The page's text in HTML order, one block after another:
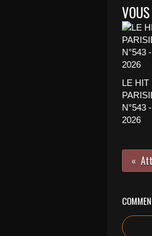
LE HIT
N°543
2026